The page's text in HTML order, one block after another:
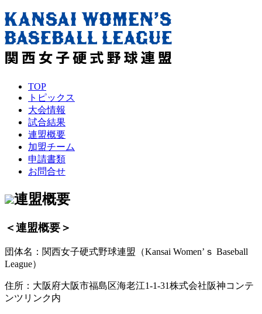
TOP
トピックス
大会情報
試合結果
連盟概要
加盟チーム
申請書類
お問合せ
連盟概要
＜連盟概要＞
団体名：関西女子硬式野球連盟（Kansai Women’ｓ Baseball
League）
住所：大阪府大阪市福島区海老江1-1-31株式会社阪神コンテ
ンツリンク内